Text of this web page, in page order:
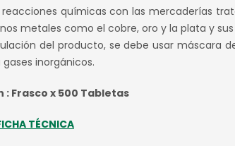
químicas con las mercaderías
metales como el cobre, oro y la plata y
del producto, se debe usar máscara
inorgánicos.
: Frasco x 500 Tabletas
TÉCNICA